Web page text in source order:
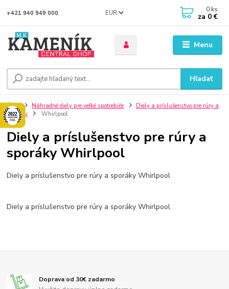
Menu
EUR
Hľadať
+421 940 949 000 0 ks
za 0 €
Úvod Náhradné diely pre veľké spotrebiče
Diely a príslušenstvo pre rúry a
sporáky
Whirlpool
Diely a príslušenstvo pre rúry a
sporáky Whirlpool
Diely a príslušenstvo pre rúry a sporáky Whirlpool
Diely a príslušenstvo pre rúry a sporáky Whirlpool
Doprava od 30€ zadarmo